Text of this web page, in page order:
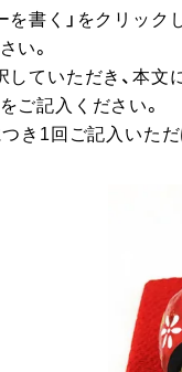
書く」をクリック
い。
ていただき、本文
ご記入ください。
き1回ご記入いただ